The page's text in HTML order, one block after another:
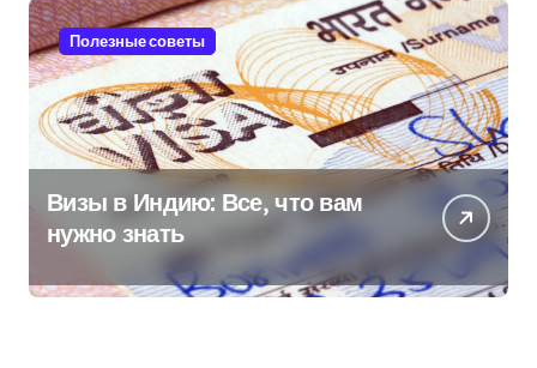
Полезные советы
Визы в Индию: Все, что вам
нужно знать